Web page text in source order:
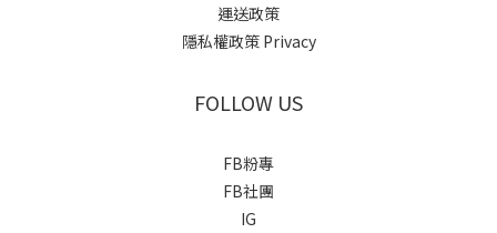
運送政策
隱私權政策 Privacy
FOLLOW US
FB粉專
FB社團
IG